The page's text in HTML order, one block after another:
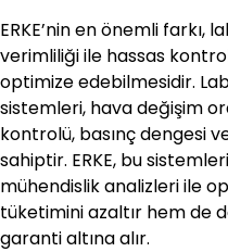
ERKE’nin en önemli
verimliliği ile hassas
optimize edebilmesidir.
sistemleri, hava değişim
kontrolü, basınç dengesi
sahiptir. ERKE, bu
mühendislik analizleri ile
tüketimini azaltır hem de
garanti altına alır.